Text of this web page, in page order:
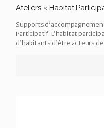
Ateliers « Habitat
Supports
Participatif L’habitat
d’habitants d’être acteurs